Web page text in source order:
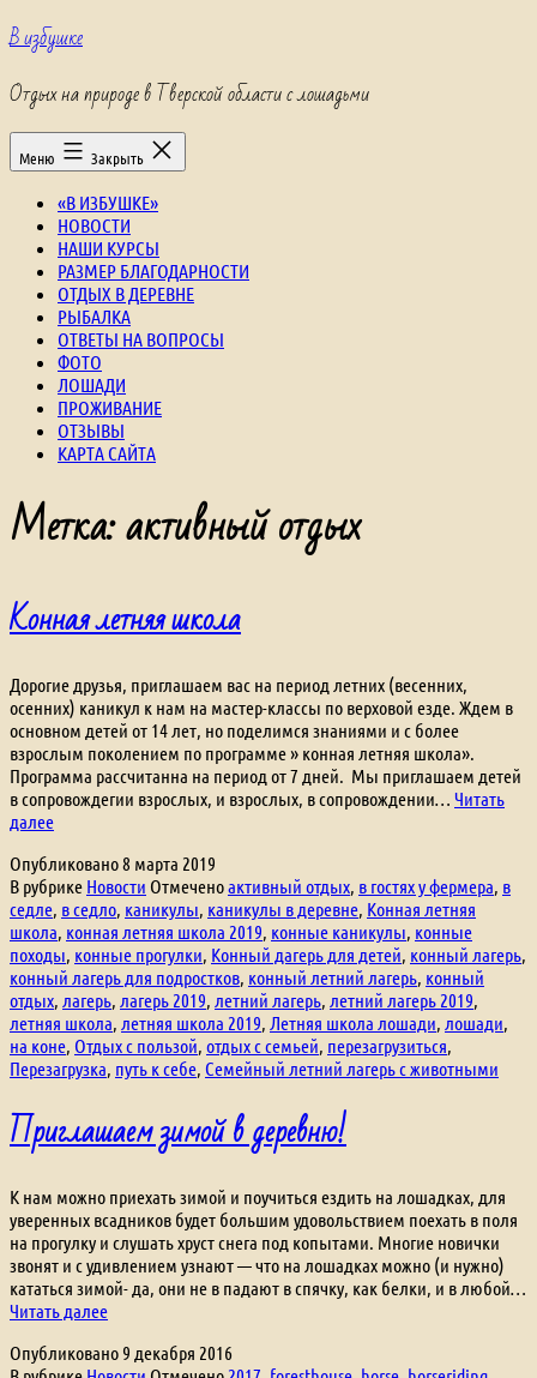
Перейти
к
В избушке
Отдых на природе в Тверской области с лошадьми
Меню Закрыть
«В ИЗБУШКЕ»
НОВОСТИ
НАШИ КУРСЫ
РАЗМЕР БЛАГОДАРНОСТИ
ОТДЫХ В ДЕРЕВНЕ
РЫБАЛКА
ОТВЕТЫ НА ВОПРОСЫ
ФОТО
ЛОШАДИ
ПРОЖИВАНИЕ
ОТЗЫВЫ
КАРТА САЙТА
Метка:активный отдых
Конная летняя школа
Дорогие друзья, приглашаем вас на период летних (весенних,
осенних) каникул к нам на мастер-классы по верховой езде. Ждем в
основном детей от 14 лет, но поделимся знаниями и с более
взрослым поколением по программе » конная летняя школа».
Программа рассчитанна на период от 7 дней. Мы приглашаем детей
в сопровождегии взрослых, и взрослых, в сопровождении… Читать
далееКонная
школа
Опубликовано8 марта 2019
В рубрике Новости Отмеченоактивный отдых в гостях у фермера в
седле в седло каникулы каникулы в деревне Конная летняя
школа конная летняя школа 2019 конные каникулы конные
походы конные прогулки Конный дагерь для детей конный лагерь
конный лагерь для подростков конный летний лагерь конный
отдых лагерь лагерь 2019 летний лагерь летний лагерь 2019
летняя школа летняя школа 2019 Летняя школа лошади лошади
на коне Отдых с пользой отдых с семьей перезагрузиться
Перезагрузка путь к себе Семейный летний лагерь с животными
Приглашаем зимой в деревню!
К нам можно приехать зимой и поучиться ездить на лошадках, для
уверенных всадников будет большим удовольствием поехать в поля
на прогулку и слушать хруст снега под копытами. Многие новички
звонят и с удивлением узнают — что на лошадках можно (и нужно)
кататься зимой- да, они не в падают в спячку, как белки, и в любой…
Читать далееПриглашаем
в
Опубликовано 9 декабря 2016